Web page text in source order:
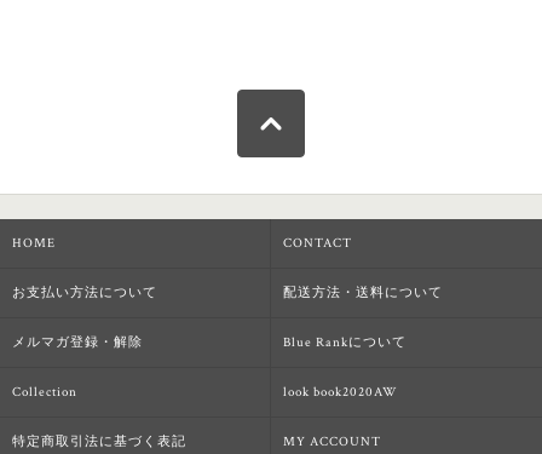
HOME CONTACT
お支払い方法について 配送方法・送料について
メルマガ登録・解除 Blue Rankについて
Collection look book2020AW
特定商取引法に基づく表記 MY ACCOUNT